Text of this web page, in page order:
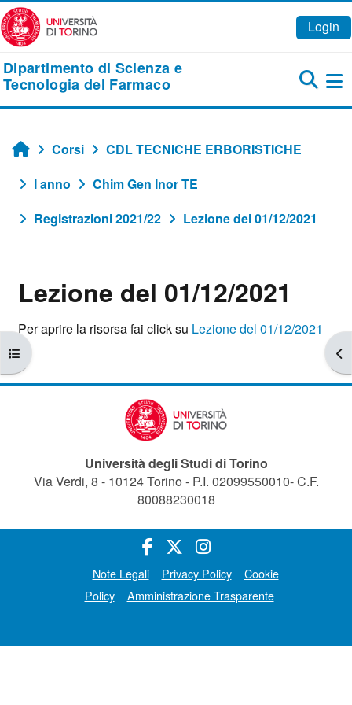
Vai al contenuto principale
Login
Dipartimento di Scienza e
Tecnologia del Farmaco
Apri indice del corso
Home
Corsi
CDL TECNICHE ERBORISTICHE
I anno
Chim Gen Inor TE
Registrazioni 2021/22
Lezione del 01/12/2021
Lezione del 01/12/2021
Aggregazione dei criteri
Per aprire la risorsa fai click su Lezione del 01/12/2021
Università degli Studi di Torino
Via Verdi, 8 - 10124 Torino - P.I. 02099550010- C.F.
80088230018
Note Legali Privacy Policy
Cookie
Policy
Amministrazione Trasparente